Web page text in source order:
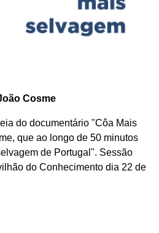
Cosme
do documentário "Côa Mais
, que ao longo de 50 minutos
de Portugal". Sessão
do Conhecimento dia 22 de